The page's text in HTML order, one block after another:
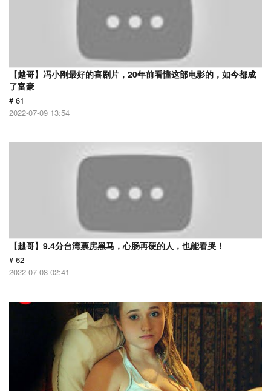
【越哥】冯小刚最好的喜剧片，20年前看懂这部电影的，如今都成
了富豪
# 61
2022-07-09 13:54
【越哥】9.4分台湾票房黑马，心肠再硬的人，也能看哭！
# 62
2022-07-08 02:41